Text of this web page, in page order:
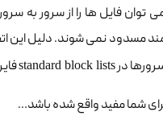
فایل ها را از سرور به
مسدود نمی شوند. دلیل این
درstandard block lists
شما مفید واقع شده باشد…